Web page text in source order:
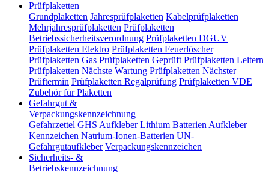
Prüfplaketten
Grundplaketten Jahresprüfplaketten Kabelprüfplaketten
Mehrjahresprüfplaketten Prüfplaketten
Betriebssicherheitsverordnung Prüfplaketten DGUV
Prüfplaketten Elektro Prüfplaketten Feuerlöscher
Prüfplaketten Gas Prüfplaketten Geprüft Prüfplaketten Leitern
Prüfplaketten Nächste Wartung Prüfplaketten Nächster
Prüftermin Prüfplaketten Regalprüfung Prüfplaketten VDE
Zubehör für Plaketten
Gefahrgut &
Verpackungskennzeichnung
Gefahrzettel GHS Aufkleber Lithium Batterien Aufkleber
Kennzeichen Natrium-Ionen-Batterien UN-
Gefahrgutaufkleber Verpackungskennzeichen
Sicherheits- &
Betriebskennzeichnung